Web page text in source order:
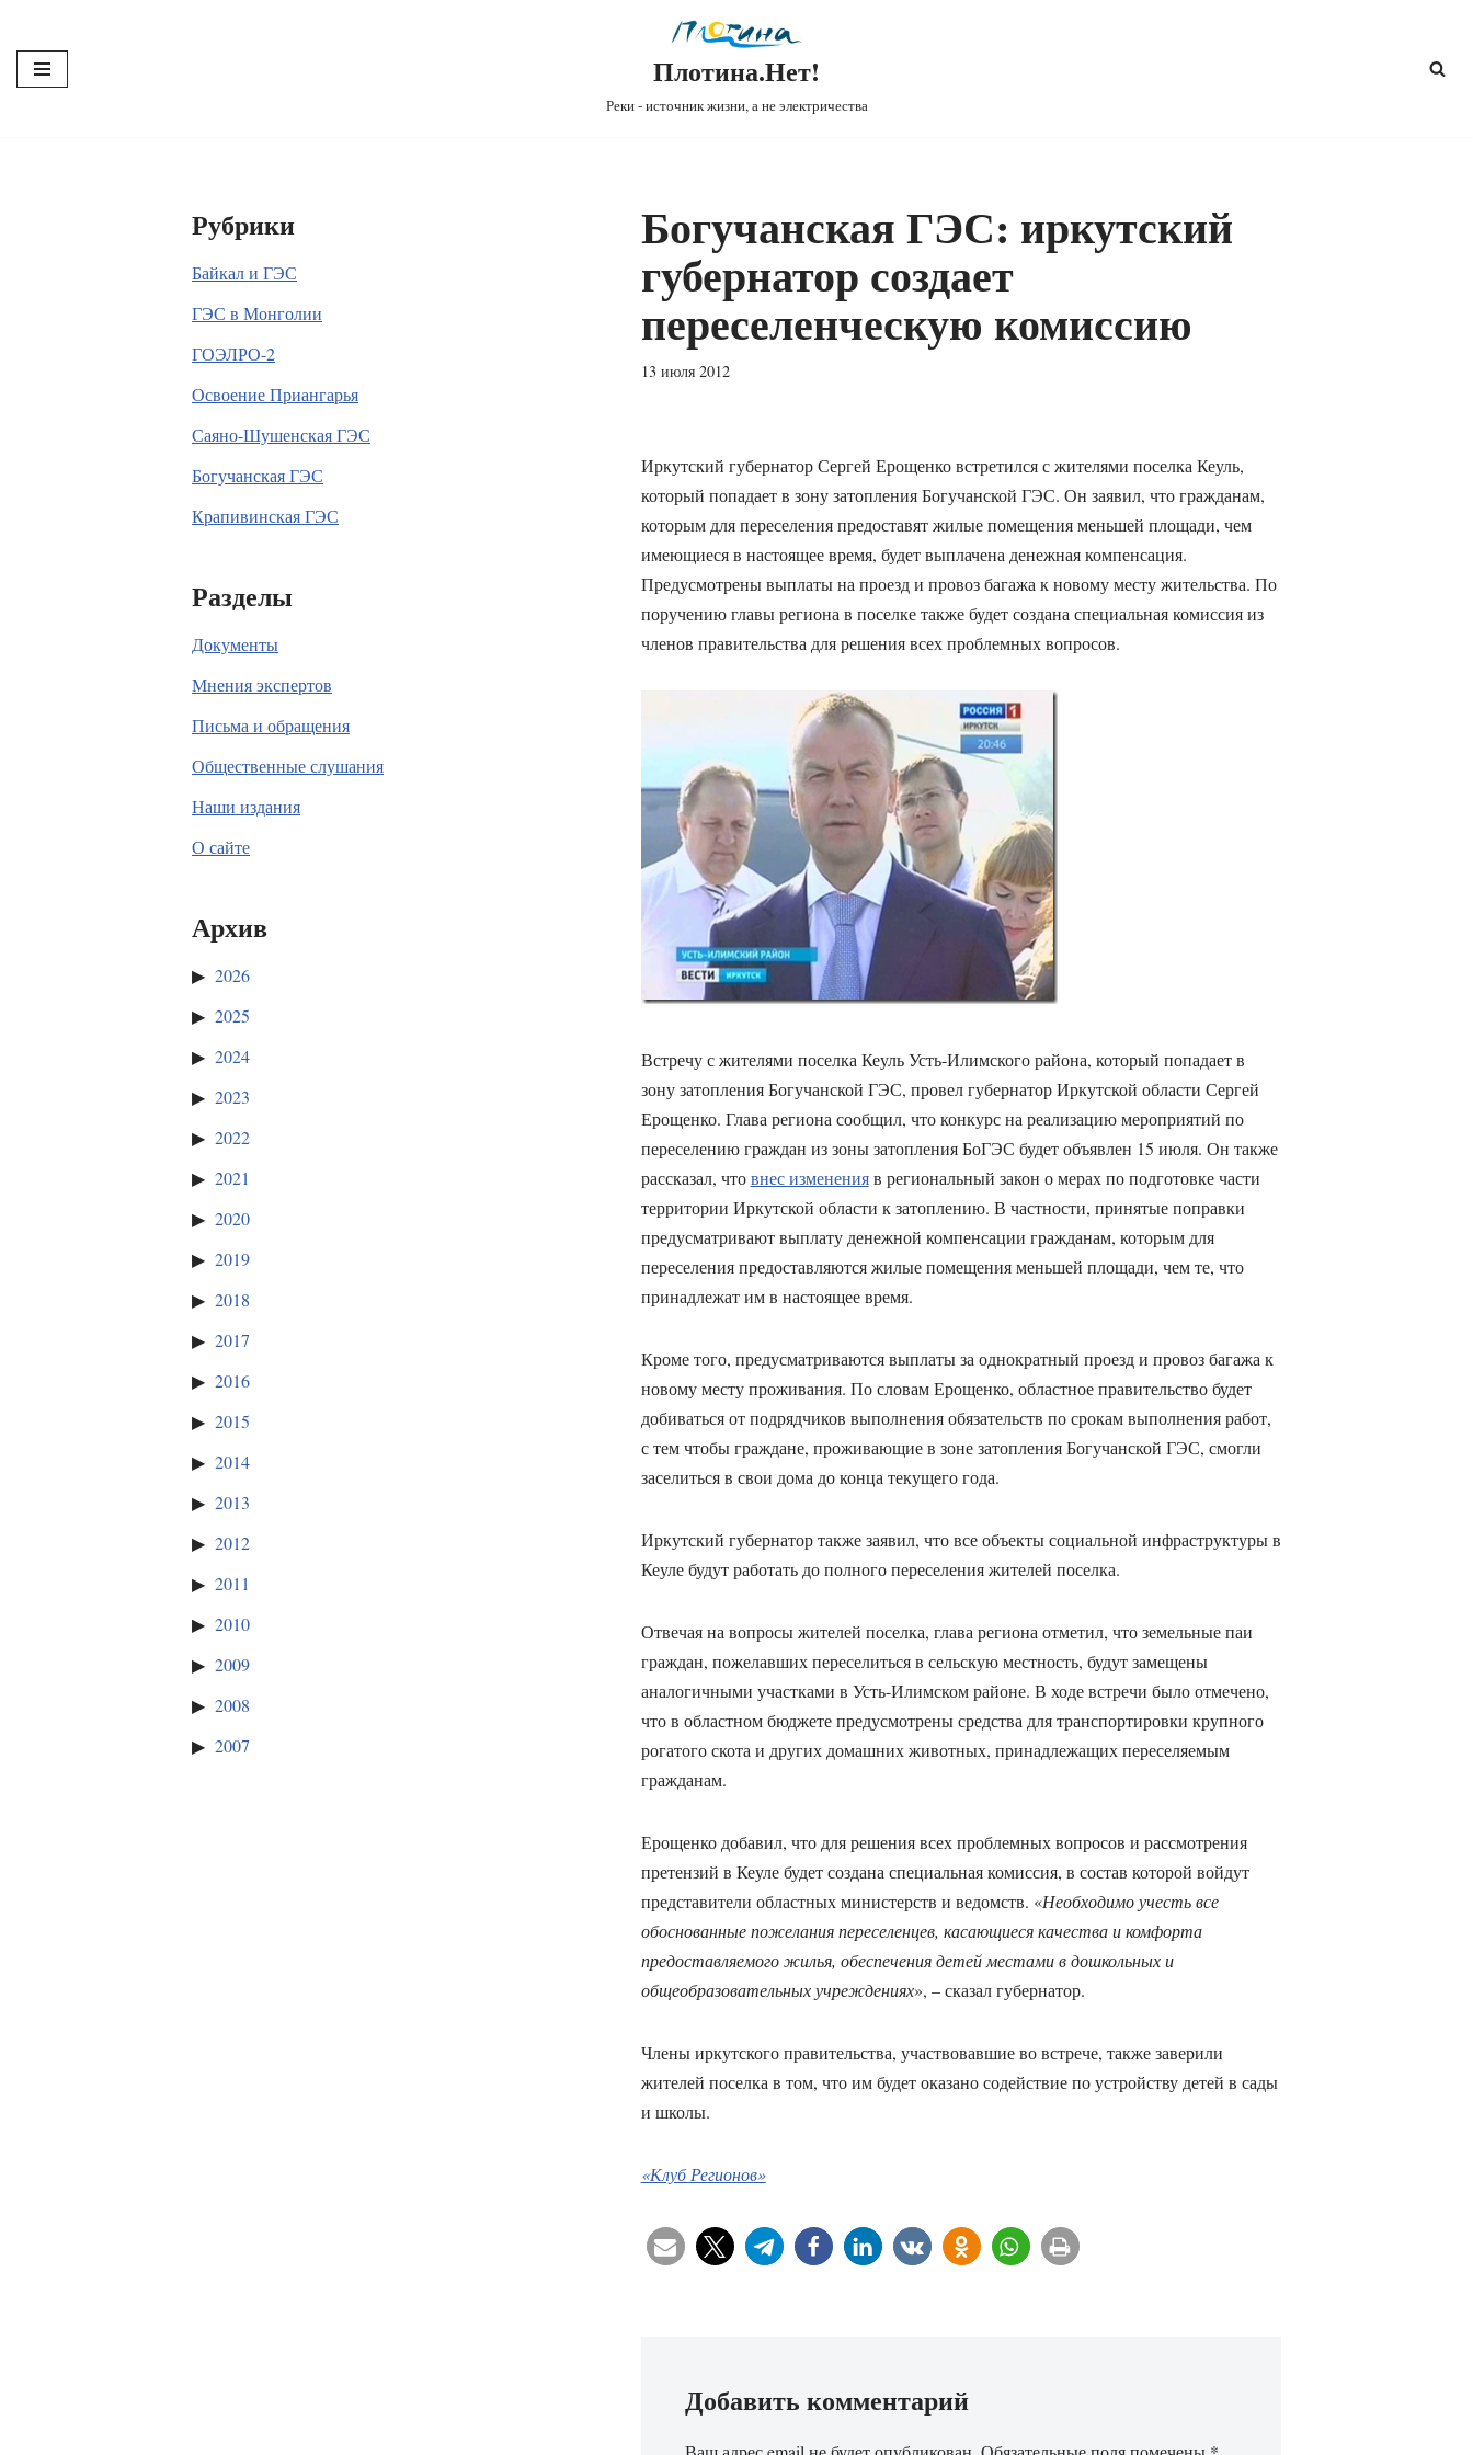
Перейти
к
Плотина.Нет!
Реки - источник жизни, а не электричества
Рубрики
Байкал и ГЭС
ГЭС в Монголии
ГОЭЛРО-2
Освоение Приангарья
Саяно-Шушенская ГЭС
Богучанская ГЭС
Крапивинская ГЭС
Разделы
Документы
Мнения экспертов
Письма и обращения
Общественные слушания
Наши издания
О сайте
Архив
2026
2025
2024
2023
2022
2021
2020
2019
2018
2017
2016
2015
2014
2013
2012
2011
2010
2009
2008
2007
Богучанская ГЭС: иркутский
губернатор создает
переселенческую комиссию
13 июля 2012
Иркутский губернатор Сергей Ерощенко встретился с жителями поселка Кеуль,
который попадает в зону затопления Богучанской ГЭС. Он заявил, что гражданам,
которым для переселения предоставят жилые помещения меньшей площади, чем
имеющиеся в настоящее время, будет выплачена денежная компенсация.
Предусмотрены выплаты на проезд и провоз багажа к новому месту жительства. По
поручению главы региона в поселке также будет создана специальная комиссия из
членов правительства для решения всех проблемных вопросов.
Встречу с жителями поселка Кеуль Усть-Илимского района, который попадает в
зону затопления Богучанской ГЭС, провел губернатор Иркутской области Сергей
Ерощенко. Глава региона сообщил, что конкурс на реализацию мероприятий по
переселению граждан из зоны затопления БоГЭС будет объявлен 15 июля. Он также
рассказал, чтовнес измененияв региональный закон о мерах по подготовке части
территории Иркутской области к затоплению. В частности, принятые поправки
предусматривают выплату денежной компенсации гражданам, которым для
переселения предоставляются жилые помещения меньшей площади, чем те, что
принадлежат им в настоящее время.
Кроме того, предусматриваются выплаты за однократный проезд и провоз багажа к
новому месту проживания. По словам Ерощенко, областное правительство будет
добиваться от подрядчиков выполнения обязательств по срокам выполнения работ,
с тем чтобы граждане, проживающие в зоне затопления Богучанской ГЭС, смогли
заселиться в свои дома до конца текущего года.
Иркутский губернатор также заявил, что все объекты социальной инфраструктуры в
Кеуле будут работать до полного переселения жителей поселка.
Отвечая на вопросы жителей поселка, глава региона отметил, что земельные паи
граждан, пожелавших переселиться в сельскую местность, будут замещены
аналогичными участками в Усть-Илимском районе. В ходе встречи было отмечено,
что в областном бюджете предусмотрены средства для транспортировки крупного
рогатого скота и других домашних животных, принадлежащих переселяемым
гражданам.
Ерощенко добавил, что для решения всех проблемных вопросов и рассмотрения
претензий в Кеуле будет создана специальная комиссия, в состав которой войдут
представители областных министерств и ведомств. «Необходимо учесть все
обоснованные пожелания переселенцев, касающиеся качества и комфорта
предоставляемого жилья, обеспечения детей местами в дошкольных и
общеобразовательных учреждениях», – сказал губернатор.
Члены иркутского правительства, участвовавшие во встрече, также заверили
жителей поселка в том, что им будет оказано содействие по устройству детей в сады
и школы.
«Клуб Регионов»
Добавить комментарий